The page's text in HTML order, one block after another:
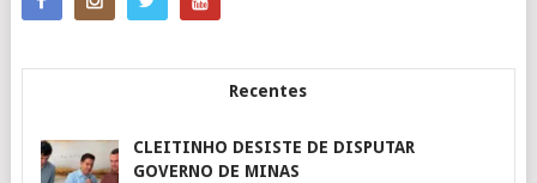
Recentes
CLEITINHO DESISTE DE DISPUTAR
GOVERNO DE MINAS